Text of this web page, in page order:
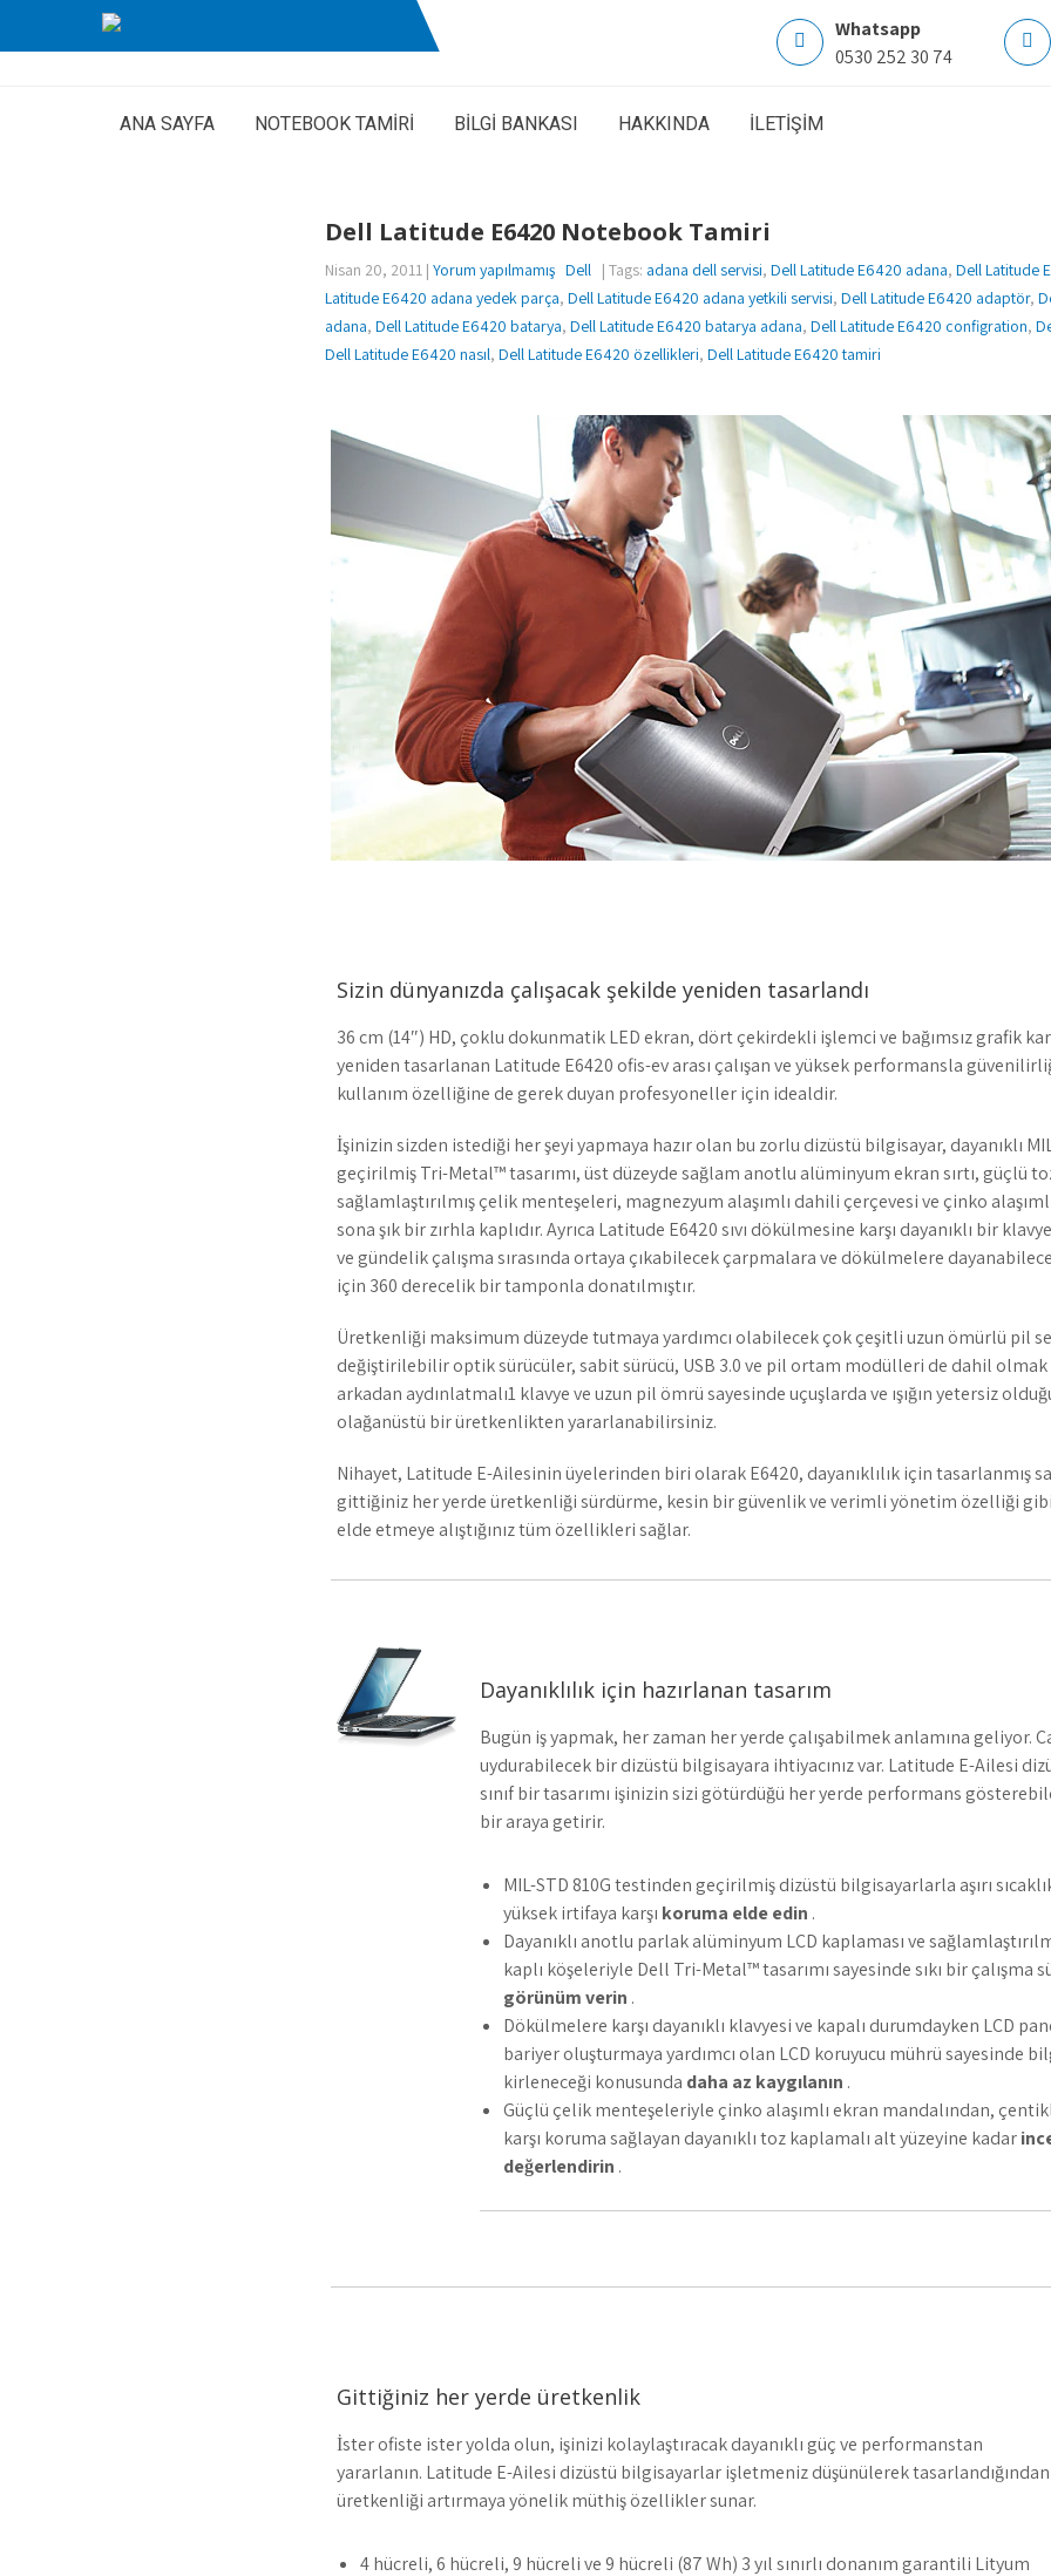
Whatsapp
0530 252 30 74
ANA SAYFA NOTEBOOK TAMİRİ BİLGİ BANKASI HAKKINDA İLETİŞİM
Dell Latitude E6420 Notebook Tamiri
Nisan 20, 2011 | Yorum yapılmamış Dell | Tags: adana dell servisi, Dell Latitude E6420 adana, Dell Latitude
Latitude E6420 adana yedek parça, Dell Latitude E6420 adana yetkili servisi, Dell Latitude E6420 adaptör,
adana, Dell Latitude E6420 batarya, Dell Latitude E6420 batarya adana, Dell Latitude E6420 configration,
Dell Latitude E6420 nasıl, Dell Latitude E6420 özellikleri, Dell Latitude E6420 tamiri
Sizin dünyanızda çalışacak şekilde yeniden tasarlandı
36 cm (14″) HD, çoklu dokunmatik LED ekran, dört çekirdekli işlemci ve bağımsız grafik
yeniden tasarlanan Latitude E6420 ofis-ev arası çalışan ve yüksek performansla
kullanım özelliğine de gerek duyan profesyoneller için idealdir.
İşinizin sizden istediği her şeyi yapmaya hazır olan bu zorlu dizüstü bilgisayar, dayanıklı
geçirilmiş Tri-Metal™ tasarımı, üst düzeyde sağlam anotlu alüminyum ekran sırtı, güçlü
sağlamlaştırılmış çelik menteşeleri, magnezyum alaşımlı dahili çerçevesi ve çinko
sona şık bir zırhla kaplıdır. Ayrıca Latitude E6420 sıvı dökülmesine karşı dayanıklı bir
ve gündelik çalışma sırasında ortaya çıkabilecek çarpmalara ve dökülmelere
için 360 derecelik bir tamponla donatılmıştır.
Üretkenliği maksimum düzeyde tutmaya yardımcı olabilecek çok çeşitli uzun ömürlü pil
değiştirilebilir optik sürücüler, sabit sürücü, USB 3.0 ve pil ortam modülleri de dahil olmak
arkadan aydınlatmalı1 klavye ve uzun pil ömrü sayesinde uçuşlarda ve ışığın yetersiz
olağanüstü bir üretkenlikten yararlanabilirsiniz.
Nihayet, Latitude E-Ailesinin üyelerinden biri olarak E6420, dayanıklılık için tasarlanmış
gittiğiniz her yerde üretkenliği sürdürme, kesin bir güvenlik ve verimli yönetim özelliği
elde etmeye alıştığınız tüm özellikleri sağlar.
Dayanıklılık için hazırlanan tasarım
Bugün iş yapmak, her zaman her yerde çalışabilmek anlamına geliyor.
uydurabilecek bir dizüstü bilgisayara ihtiyacınız var. Latitude E-Ailesi
sınıf bir tasarımı işinizin sizi götürdüğü her yerde performans
bir araya getirir.
MIL-STD 810G testinden geçirilmiş dizüstü bilgisayarlarla aşırı
yüksek irtifaya karşı koruma elde edin .
Dayanıklı anotlu parlak alüminyum LCD kaplaması ve
kaplı köşeleriyle Dell Tri-Metal™ tasarımı sayesinde sıkı bir çalışma
görünüm verin .
Dökülmelere karşı dayanıklı klavyesi ve kapalı durumdayken LCD
bariyer oluşturmaya yardımcı olan LCD koruyucu mührü sayesinde
kirleneceği konusunda daha az kaygılanın .
Güçlü çelik menteşeleriyle çinko alaşımlı ekran mandalından,
karşı koruma sağlayan dayanıklı toz kaplamalı alt yüzeyine kadar
değerlendirin .
Gittiğiniz her yerde üretkenlik
İster ofiste ister yolda olun, işinizi kolaylaştıracak dayanıklı güç ve performanstan
yararlanın. Latitude E-Ailesi dizüstü bilgisayarlar işletmeniz düşünülerek tasarlandığından
üretkenliği artırmaya yönelik müthiş özellikler sunar.
4 hücreli, 6 hücreli, 9 hücreli ve 9 hücreli (87 Wh) 3 yıl sınırlı donanım garantili Lityum